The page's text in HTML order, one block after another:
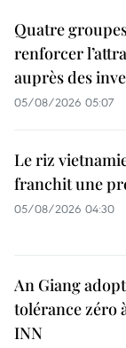
Quatre
renforcer
auprès des
05/08/2026 05:07
Le riz
franchit une
05/08/2026 04:30
An Giang
tolérance zéro
INN